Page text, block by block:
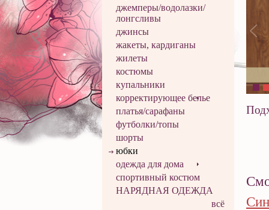
джемперы/водолазки/
лонгсливы
джинсы
жакеты, кардиганы
жилеты
костюмы
купальники
корректирующее белье
платья/сарафаны
футболки/топы
шорты
юбки
одежда для дома
спортивный костюм
НАРЯДНАЯ ОДЕЖДА
всё